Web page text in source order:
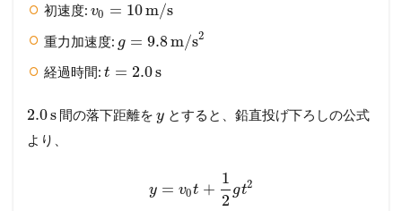
初速度: v0 = 10m/s
重力加速度: g = 9.8m/s2
経過時間: t = 2.0s
2.0s 間の落下距離をy とすると、鉛直投げ下ろしの公式
より、
y = v0t +
1
2
gt2